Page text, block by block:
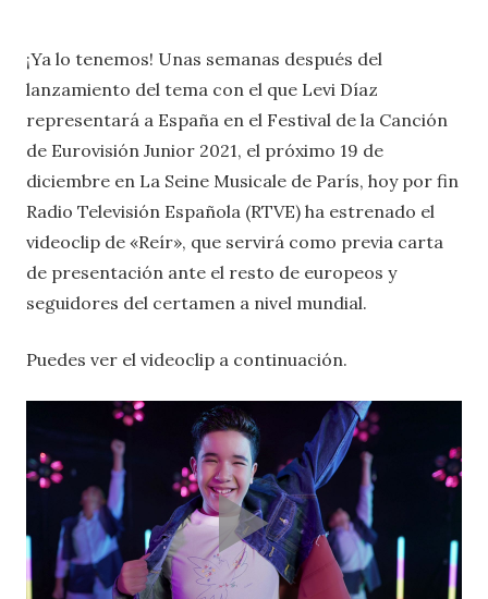
¡Ya lo tenemos! Unas semanas después del
lanzamiento del tema con el que Levi Díaz
representará a España en el Festival de la Canción
de Eurovisión Junior 2021, el próximo 19 de
diciembre en La Seine Musicale de París, hoy por fin
Radio Televisión Española (RTVE) ha estrenado el
videoclip de «Reír», que servirá como previa carta
de presentación ante el resto de europeos y
seguidores del certamen a nivel mundial.
Puedes ver el videoclip a continuación.